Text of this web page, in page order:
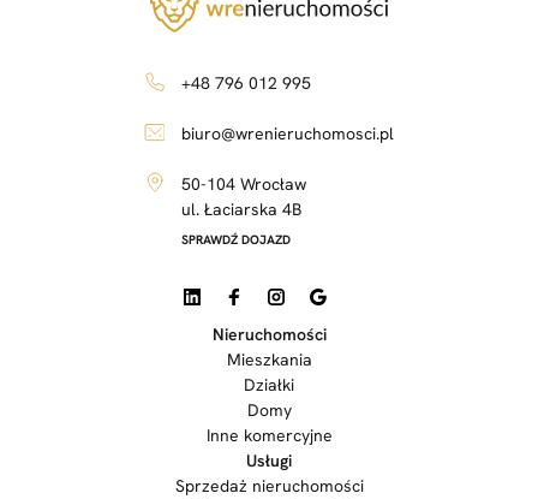
+48 796 012 995
biuro@wrenieruchomosci.pl
50-104 Wrocław
ul. Łaciarska 4B
SPRAWDŹ DOJAZD
Nieruchomości
Mieszkania
Działki
Domy
Inne komercyjne
Usługi
Sprzedaż nieruchomości